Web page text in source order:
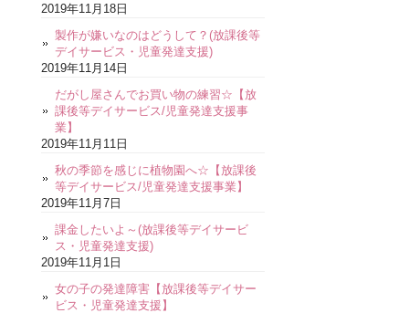
2019年11月18日
製作が嫌いなのはどうして？(放課後等
デイサービス・児童発達支援)
2019年11月14日
だがし屋さんでお買い物の練習☆【放
課後等デイサービス/児童発達支援事
業】
2019年11月11日
秋の季節を感じに植物園へ☆【放課後
等デイサービス/児童発達支援事業】
2019年11月7日
課金したいよ～(放課後等デイサービ
ス・児童発達支援)
2019年11月1日
女の子の発達障害【放課後等デイサー
ビス・児童発達支援】